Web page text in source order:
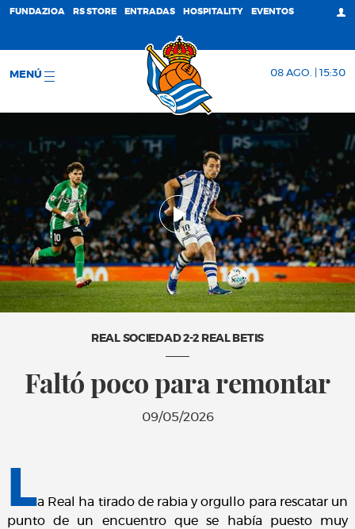
FUNDAZIOA RS STORE ENTRADAS HOSPITALITY EVENTOS
MENÚ 08 AGO. | 15:30
REAL SOCIEDAD 2-2 REAL BETIS
Faltó poco para remontar
09/05/2026
La Real ha tirado de rabia y orgullo para rescatar un
punto de un encuentro que se había puesto muy